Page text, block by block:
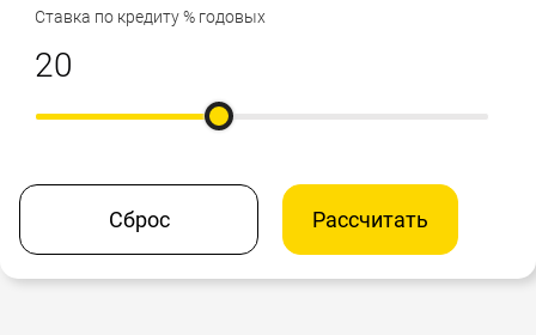
Ставка по кредиту % годовых
Сброс Рассчитать